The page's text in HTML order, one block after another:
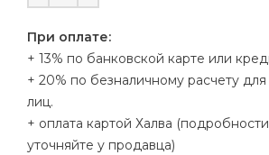
При оплате:
+ 13% по банковской карте или
+ 20% по безналичному расчету
лиц.
+ оплата картой Халва
уточняйте у продавца)